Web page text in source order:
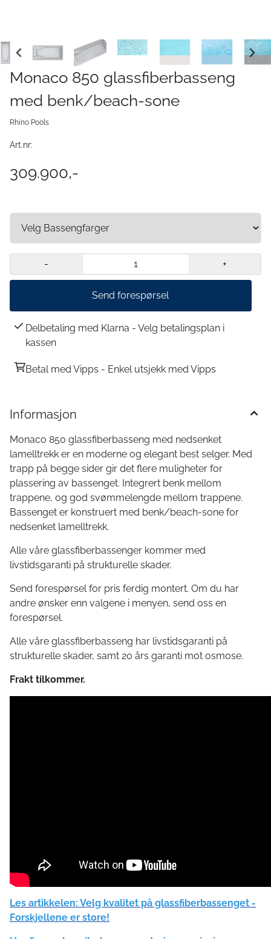
Monaco 850 glassfiberbasseng
med benk/beach-sone
Rhino Pools
Art.nr:
309.900,-
- +
Send forespørsel
Delbetaling med Klarna - Velg betalingsplan i
kassen
Betal med Vipps - Enkel utsjekk med Vipps
Informasjon
Monaco 850 glassfiberbasseng med nedsenket
lamelltrekk er en moderne og elegant best selger. Med
trapp på begge sider gir det flere muligheter for
plassering av bassenget. Integrert benk mellom
trappene, og god svømmelengde mellom trappene.
Bassenget er konstruert med benk/beach-sone for
nedsenket lamelltrekk.
Alle våre glassfiberbassenger kommer med
livstidsgaranti på strukturelle skader.
Send forespørsel for pris ferdig montert. Om du har
andre ønsker enn valgene i menyen, send oss en
forespørsel.
Alle våre glassfiberbasseng har livstidsgaranti på
strukturelle skader, samt 20 års garanti mot osmose.
Frakt tilkommer.
Les artikkelen: Velg kvalitet på glassfiberbassenget -
Forskjellene er store!